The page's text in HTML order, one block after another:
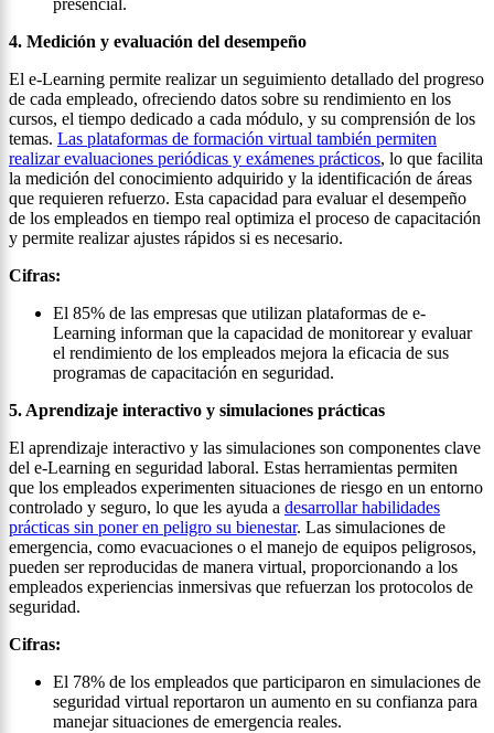
presencial.
4. Medición y evaluación del desempeño
El e-Learning permite realizar un seguimiento detallado del progreso
de cada empleado, ofreciendo datos sobre su rendimiento en los
cursos, el tiempo dedicado a cada módulo, y su comprensión de los
temas. Las plataformas de formación virtual también permiten
realizar evaluaciones periódicas y exámenes prácticos, lo que facilita
la medición del conocimiento adquirido y la identificación de áreas
que requieren refuerzo. Esta capacidad para evaluar el desempeño
de los empleados en tiempo real optimiza el proceso de capacitación
y permite realizar ajustes rápidos si es necesario.
Cifras:
El 85% de las empresas que utilizan plataformas de e-
Learning informan que la capacidad de monitorear y evaluar
el rendimiento de los empleados mejora la eficacia de sus
programas de capacitación en seguridad.
5. Aprendizaje interactivo y simulaciones prácticas
El aprendizaje interactivo y las simulaciones son componentes clave
del e-Learning en seguridad laboral. Estas herramientas permiten
que los empleados experimenten situaciones de riesgo en un entorno
controlado y seguro, lo que les ayuda a desarrollar habilidades
prácticas sin poner en peligro su bienestar. Las simulaciones de
emergencia, como evacuaciones o el manejo de equipos peligrosos,
pueden ser reproducidas de manera virtual, proporcionando a los
empleados experiencias inmersivas que refuerzan los protocolos de
seguridad.
Cifras:
El 78% de los empleados que participaron en simulaciones de
seguridad virtual reportaron un aumento en su confianza para
manejar situaciones de emergencia reales.